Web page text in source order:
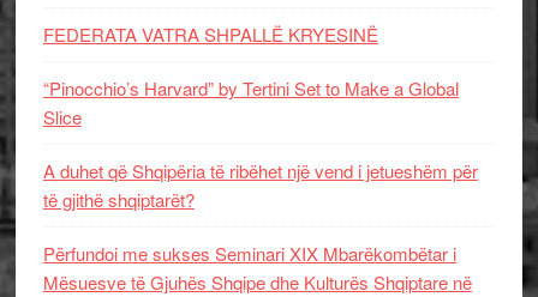
FEDERATA VATRA SHPALLË KRYESINË
“Pinocchio’s Harvard” by Tertini Set to Make a Global
Slice
A duhet që Shqipëria të ribëhet një vend i jetueshëm për
të gjithë shqiptarët?
Përfundoi me sukses Seminari XIX Mbarëkombëtar i
Mësuesve të Gjuhës Shqipe dhe Kulturës Shqiptare në